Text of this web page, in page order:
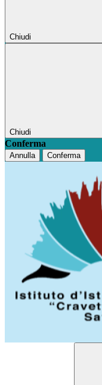
Chiudi
Chiudi
Conferma
Annulla Conferma